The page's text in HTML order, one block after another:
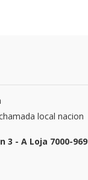
local nacion
3 - A Loja 7000-969